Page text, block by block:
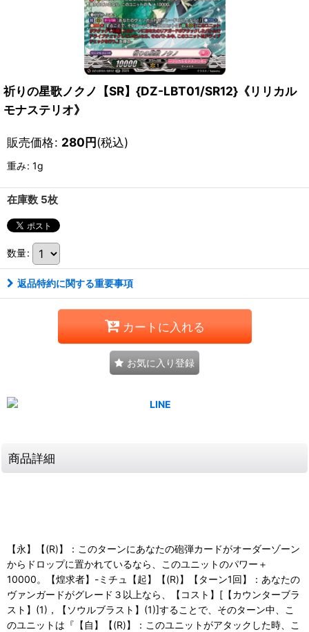
祈りの星歌ノクノ【SR】{DZ-LBT01/SR12}《リリカル
モナステリオ》
販売価格: 280円(税込)
重み: 1g
在庫数 5枚
数量:
返品特約に関する重要事項
カートに入れる
お気に入り登録
商品詳細
【永】【(R)】：このターンにあなたの砲弾カードがオーダーゾーン
からドロップに置かれているなら、このユニットのパワー＋
10000。【煌求者】-ミチュ【起】【(R)】【ターン1回】：あなたの
ヴァンガードがグレード３以上なら、【コスト】[【カウンターブラ
スト】(1)，【ソウルブラスト】(1)]することで、そのターン中、こ
のユニットは『【自】【(R)】：このユニットがアタックした時、こ